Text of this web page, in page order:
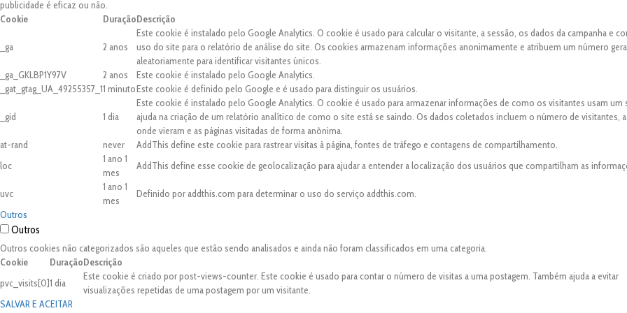
publicidade é eficaz ou não.
Cookie
DuraçãoDescrição
_ga 2 anos
Este cookie é instalado pelo Google Analytics. O cookie é usado para calcular o visitante, a sessão, os dados da campanha e
uso do site para o relatório de análise do site. Os cookies armazenam informações anonimamente e atribuem um número
aleatoriamente para identificar visitantes únicos.
_ga_GKLBP1Y97V
2 anos
Este cookie é instalado pelo Google Analytics.
_gat_gtag_UA_49255357_11 minutoEste cookie é definido pelo Google e é usado para distinguir os usuários.
_gid 1 dia
Este cookie é instalado pelo Google Analytics. O cookie é usado para armazenar informações de como os visitantes usam um
ajuda na criação de um relatório analítico de como o site está se saindo. Os dados coletados incluem o número de visitantes,
onde vieram e as páginas visitadas de forma anônima.
at-rand
never
AddThis define este cookie para rastrear visitas à página, fontes de tráfego e contagens de compartilhamento.
loc
1 ano 1
mes
AddThis define esse cookie de geolocalização para ajudar a entender a localização dos usuários que compartilham as
uvc
1 ano 1
mes
Definido por addthis.com para determinar o uso do serviço addthis.com.
Outros
Outros
Outros cookies não categorizados são aqueles que estão sendo analisados e ainda não foram classificados em uma categoria.
Cookie
DuraçãoDescrição
pvc_visits[0]1 dia
Este cookie é criado por post-views-counter. Este cookie é usado para contar o número de visitas a uma postagem. Também ajuda a evitar
visualizações repetidas de uma postagem por um visitante.
SALVAR E ACEITAR